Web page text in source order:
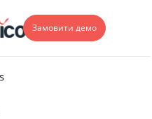
Замовити демо